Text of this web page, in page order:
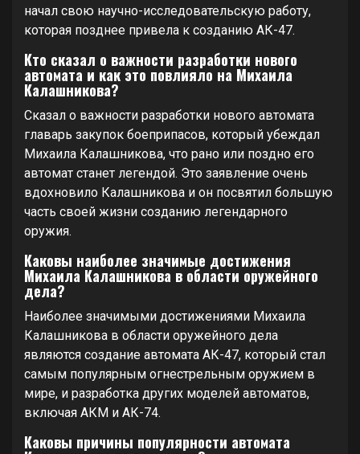
начал свою научно-исследовательскую работу,
которая позднее привела к созданию АК-47.
Кто сказал о важности разработки нового
автомата и как это повлияло на Михаила
Калашникова?
Сказал о важности разработки нового автомата
главарь закупок боеприпасов, который убеждал
Михаила Калашникова, что рано или поздно его
автомат станет легендой. Это заявление очень
вдохновило Калашникова и он посвятил большую
часть своей жизни созданию легендарного
оружия.
Каковы наиболее значимые достижения
Михаила Калашникова в области оружейного
дела?
Наиболее значимыми достижениями Михаила
Калашникова в области оружейного дела
являются создание автомата АК-47, который стал
самым популярным огнестрельным оружием в
мире, и разработка других моделей автоматов,
включая АКМ и АК-74.
Каковы причины популярности автомата